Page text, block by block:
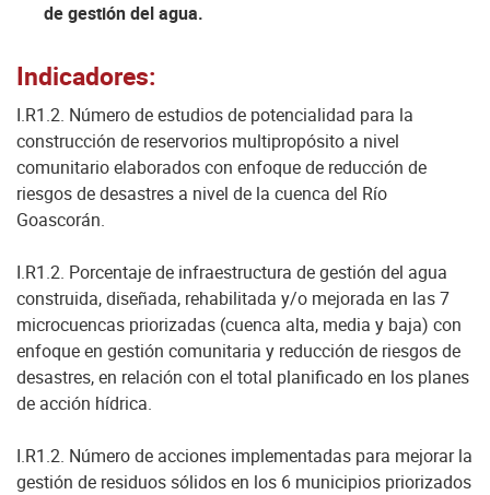
de gestión del agua.
Indicadores:
I.R1.2. Número de estudios de potencialidad para la
construcción de reservorios multipropósito a nivel
comunitario elaborados con enfoque de reducción de
riesgos de desastres a nivel de la cuenca del Río
Goascorán.
I.R1.2. Porcentaje de infraestructura de gestión del agua
construida, diseñada, rehabilitada y/o mejorada en las 7
microcuencas priorizadas (cuenca alta, media y baja) con
enfoque en gestión comunitaria y reducción de riesgos de
desastres, en relación con el total planificado en los planes
de acción hídrica.
I.R1.2. Número de acciones implementadas para mejorar la
gestión de residuos sólidos en los 6 municipios priorizados